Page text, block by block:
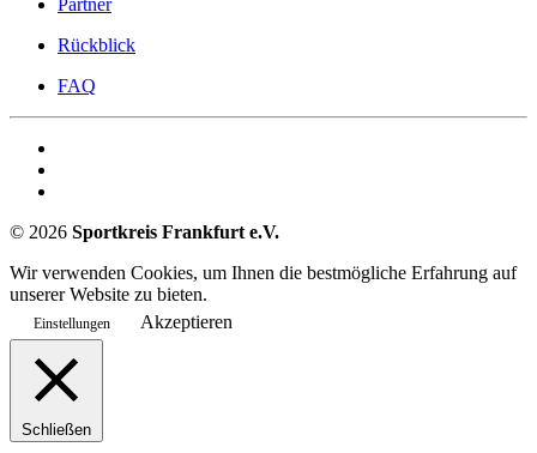
Rückblick
FAQ
© 2026 Sportkreis Frankfurt e.V.
Wir verwenden Cookies, um Ihnen die bestmögliche Erfahrung auf
unserer Website zu bieten.
Einstellungen Akzeptieren
Schließen